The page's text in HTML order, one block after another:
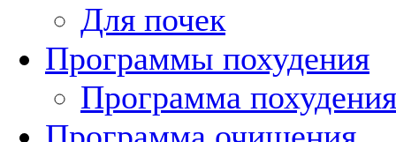
Для почек
Программы похудения
Программа похудения